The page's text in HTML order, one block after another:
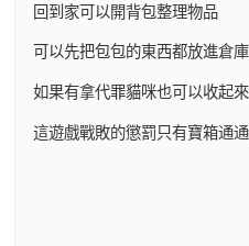
回到家可以開背包整理物品
可以先把包包的東西都放進倉庫
如果有拿代罪貓咪也可以收起
這遊戲戰敗的懲罰只有寶箱通